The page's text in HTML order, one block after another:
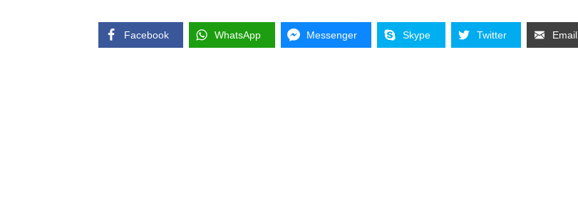
Facebook WhatsApp Messenger Skype Twitter Email